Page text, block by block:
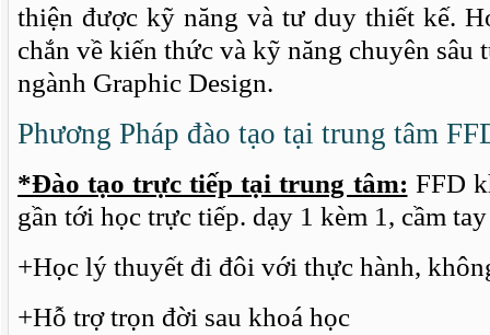
thiện được kỹ năng và tư duy thiết kế.
chắn về kiến thức và kỹ năng chuyên sâu
ngành Graphic Design.
Phương Pháp đào tạo tại trung tâm
*Đào tạo trực tiếp tại trung tâm: FFD
gần tới học trực tiếp. dạy 1 kèm 1, cầm
+Học lý thuyết đi đôi với thực hành,
+Hỗ trợ trọn đời sau khoá học